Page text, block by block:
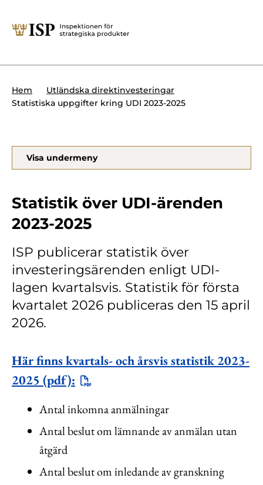
Söktips:
Presskontakt
Krigsmateriel
Produkter med dubbla
Utländska direktinvesteringar
Kemvapen-konventionen
Om ISP
Kontakt
Lediga jobb
Hem
Utländska direktinvesteringar
Statistiska uppgifter kring UDI 2023-2025
Visa undermeny
Statistik över UDI-ärenden
2023-2025
ISP publicerar statistik över
investeringsärenden enligt UDI-
lagen kvartalsvis. Statistik för första
kvartalet 2026 publiceras den 15 april
2026.
Här finns kvartals- och årsvis statistik 2023-
2025 (pdf):
Antal inkomna anmälningar
Antal beslut om lämnande av anmälan utan
åtgärd
Antal beslut om inledande av granskning